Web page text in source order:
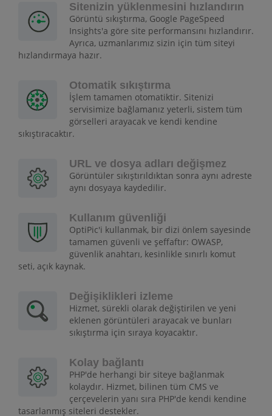
Sitenizin yüklenmesini hızlandırın
Görüntü sıkıştırma, Google PageSpeed
Insights'a göre site performansını hızlandırır.
Ayrıca, uzmanlarımız sizin için tüm siteyi
hızlandırmaya hazır.
Otomatik sıkıştırma
İşlem tamamen otomatiktir. Sitenizi
servisimize bağlamanız yeterli, sistem tüm
görselleri arayacak ve kendi kendine
sıkıştıracaktır.
URL ve dosya adları değişmez
Görüntüler sıkıştırıldıktan sonra aynı adreste
aynı dosyaya kaydedilir.
Kullanım güvenliği
OptiPic'i kullanmak, bir dizi önlem sayesinde
tamamen güvenli ve şeffaftır: OWASP,
güvenlik anahtarı, kesinlikle sınırlı komut
seti, açık kaynak.
Değişiklikleri izleme
Hizmet, sürekli olarak değiştirilen ve yeni
eklenen görüntüleri arayacak ve bunları
sıkıştırma için sıraya koyacaktır.
Kolay bağlantı
PHP'de herhangi bir siteye bağlanmak
kolaydır. Hizmet, bilinen tüm CMS ve
çerçevelerin yanı sıra PHP'de kendi kendine
tasarlanmış siteleri destekler.